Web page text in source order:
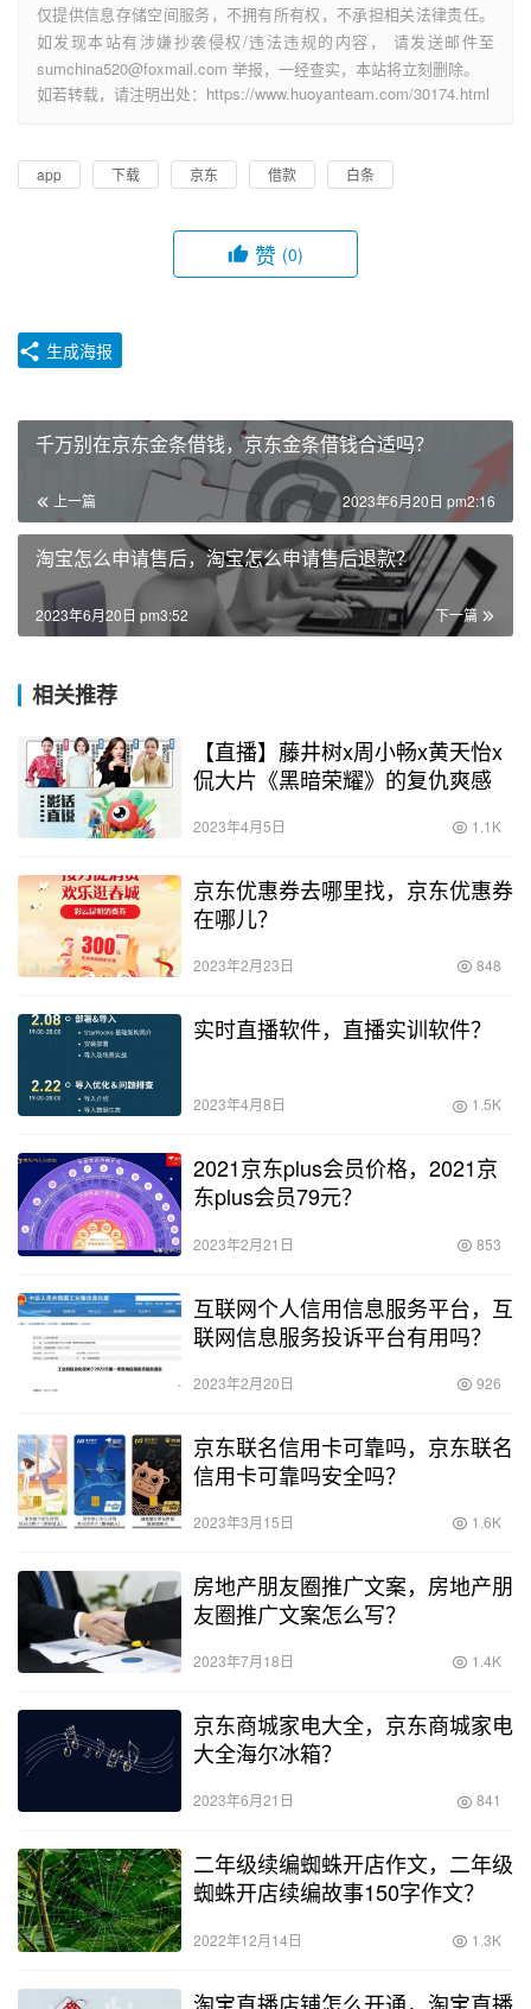
仅提供信息存储空间服务，不拥有所有权，不承担相关法律责任。
如发现本站有涉嫌抄袭侵权/违法违规的内容， 请发送邮件至
sumchina520@foxmail.com 举报，一经查实，本站将立刻删除。
如若转载，请注明出处：https://www.huoyanteam.com/30174.html
app 下载 京东 借款 白条
赞 (0)
生成海报
千万别在京东金条借钱，京东金条借钱合适吗？
上一篇 2023年6月20日 pm2:16
淘宝怎么申请售后，淘宝怎么申请售后退款？
下一篇
2023年6月20日 pm3:52
相关推荐
【直播】藤井树x周小畅x黄天怡x
侃大片《黑暗荣耀》的复仇爽感
2023年4月5日 1.1K
京东优惠券去哪里找，京东优惠券
在哪儿？
2023年2月23日 848
实时直播软件，直播实训软件？
2023年4月8日 1.5K
2021京东plus会员价格，2021京
东plus会员79元？
2023年2月21日 853
互联网个人信用信息服务平台，互
联网信息服务投诉平台有用吗？
2023年2月20日 926
京东联名信用卡可靠吗，京东联名
信用卡可靠吗安全吗？
2023年3月15日 1.6K
房地产朋友圈推广文案，房地产朋
友圈推广文案怎么写？
2023年7月18日 1.4K
京东商城家电大全，京东商城家电
大全海尔冰箱？
2023年6月21日 841
二年级续编蜘蛛开店作文，二年级
蜘蛛开店续编故事150字作文？
2022年12月14日 1.3K
淘宝直播店铺怎么开通，淘宝直播